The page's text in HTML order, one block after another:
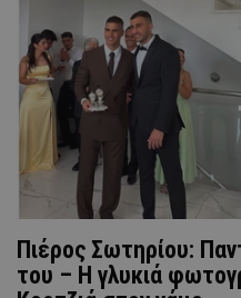
Πιέρος Σωτηρίου:
του – H γλυκιά